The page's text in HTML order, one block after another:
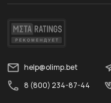
help@olimp.bet
8 (800) 234-87-44